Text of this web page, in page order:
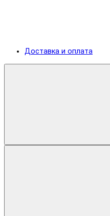
Доставка и оплата